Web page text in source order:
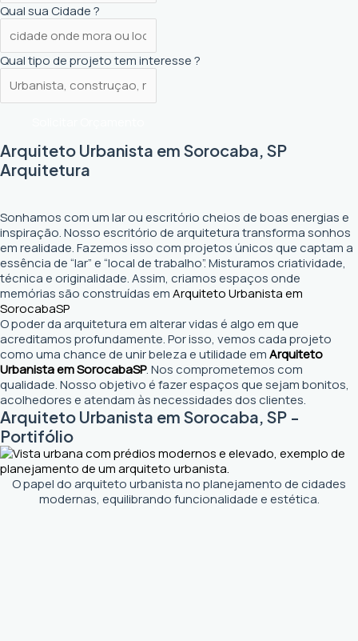
Qual sua Cidade ?
Qual tipo de projeto tem interesse ?
Arquiteto Urbanista em Sorocaba, SP
Arquitetura
Sonhamos com um lar ou escritório cheios de boas energias e
inspiração. Nosso escritório de arquitetura transforma sonhos
em realidade. Fazemos isso com projetos únicos que captam a
essência de “lar” e “local de trabalho”. Misturamos criatividade,
técnica e originalidade. Assim, criamos espaços onde
memórias são construídas emArquiteto Urbanista em
SorocabaSP
O poder da arquitetura em alterar vidas é algo em que
acreditamos profundamente. Por isso, vemos cada projeto
como uma chance de unir beleza e utilidade emArquiteto
Urbanista em SorocabaSP. Nos comprometemos com
qualidade. Nosso objetivo é fazer espaços que sejam bonitos,
acolhedores e atendam às necessidades dos clientes.
Arquiteto Urbanista em Sorocaba, SP -
Portifólio
O papel do arquiteto urbanista no planejamento de cidades
modernas, equilibrando funcionalidade e estética.